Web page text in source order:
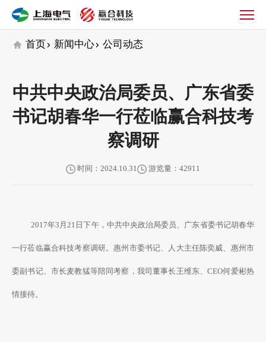
首页 新闻中心 公司动态
中共中央政治局委员、广东省委
书记胡春华一行莅临赢合科技考
察调研
时间：2024.10.31 游览量：42911
2017年3月21日下午，中共中央政治局委员、广东省委书记胡春华
一行莅临赢合科技考察调研。惠州市委书记、人大主任陈奕威、惠州市
委副书记、市长麦教猛等陪同考察，我司董事长王维东、CEO何爱彬热
情接待。